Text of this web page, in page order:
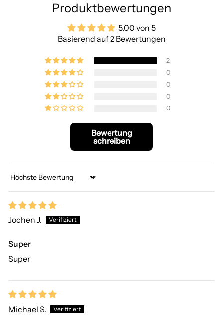
Produktbewertungen
5.00 von 5
Basierend auf 2 Bewertungen
2
0
0
0
0
Bewertung
schreiben
Sort by
Jochen J.
Super
Super
Michael S.